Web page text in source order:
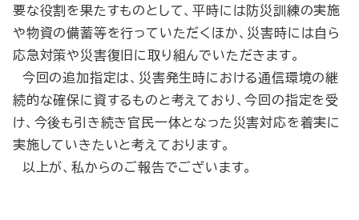
要な役割を果たすものとして、平時には防災訓練の実施
や物資の備蓄等を行っていただくほか、災害時には自ら
応急対策や災害復旧に取り組んでいただきます。
今回の追加指定は、災害発生時における通信環境の継
続的な確保に資するものと考えており、今回の指定を受
け、今後も引き続き官民一体となった災害対応を着実に
実施していきたいと考えております。
以上が、私からのご報告でございます。